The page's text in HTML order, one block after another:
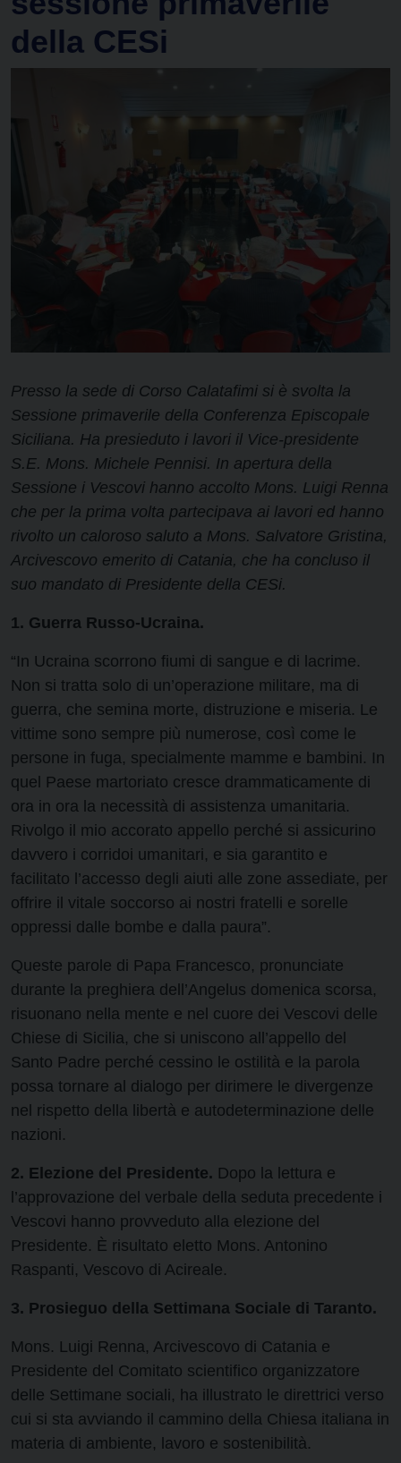
della CESi
Presso la sede di Corso Calatafimi si è svolta la
Sessione primaverile della Conferenza Episcopale
Siciliana. Ha presieduto i lavori il Vice-presidente
S.E. Mons. Michele Pennisi. In apertura della
Sessione i Vescovi hanno accolto Mons. Luigi Renna
che per la prima volta partecipava ai lavori ed hanno
rivolto un caloroso saluto a Mons. Salvatore Gristina,
Arcivescovo emerito di Catania, che ha concluso il
suo mandato di Presidente della CESi.
1. Guerra Russo-Ucraina.
“In Ucraina scorrono fiumi di sangue e di lacrime.
Non si tratta solo di un’operazione militare, ma di
guerra, che semina morte, distruzione e miseria. Le
vittime sono sempre più numerose, così come le
persone in fuga, specialmente mamme e bambini. In
quel Paese martoriato cresce drammaticamente di
ora in ora la necessità di assistenza umanitaria.
Rivolgo il mio accorato appello perché si assicurino
davvero i corridoi umanitari, e sia garantito e
facilitato l’accesso degli aiuti alle zone assediate, per
offrire il vitale soccorso ai nostri fratelli e sorelle
oppressi dalle bombe e dalla paura”.
Queste parole di Papa Francesco, pronunciate
durante la preghiera dell’Angelus domenica scorsa,
risuonano nella mente e nel cuore dei Vescovi delle
Chiese di Sicilia, che si uniscono all’appello del
Santo Padre perché cessino le ostilità e la parola
possa tornare al dialogo per dirimere le divergenze
nel rispetto della libertà e autodeterminazione delle
nazioni.
2. Elezione del Presidente. Dopo la lettura e
l’approvazione del verbale della seduta precedente i
Vescovi hanno provveduto alla elezione del
Presidente. È risultato eletto Mons. Antonino
Raspanti, Vescovo di Acireale.
3. Prosieguo della Settimana Sociale di Taranto.
Mons. Luigi Renna, Arcivescovo di Catania e
Presidente del Comitato scientifico organizzatore
delle Settimane sociali, ha illustrato le direttrici verso
cui si sta avviando il cammino della Chiesa italiana in
materia di ambiente, lavoro e sostenibilità.